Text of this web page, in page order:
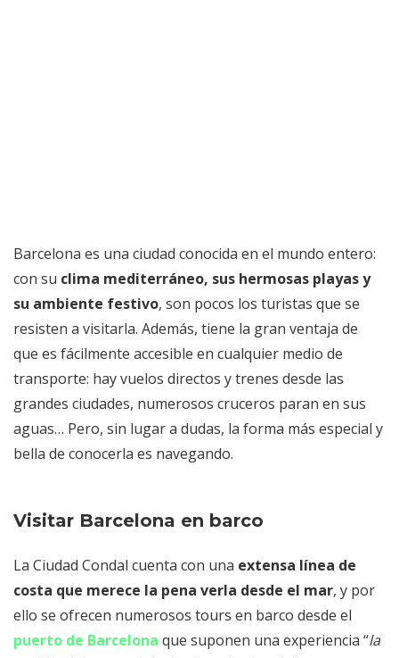
Barcelona es una ciudad conocida en el mundo entero:
con su clima mediterráneo, sus hermosas playas y
su ambiente festivo, son pocos los turistas que se
resisten a visitarla. Además, tiene la gran ventaja de
que es fácilmente accesible en cualquier medio de
transporte: hay vuelos directos y trenes desde las
grandes ciudades, numerosos cruceros paran en sus
aguas… Pero, sin lugar a dudas, la forma más especial y
bella de conocerla es navegando.
Visitar Barcelona en barco
La Ciudad Condal cuenta con una extensa línea de
costa que merece la pena verla desde el mar, y por
ello se ofrecen numerosos tours en barco desde el
puerto de Barcelona que suponen una experiencia “la